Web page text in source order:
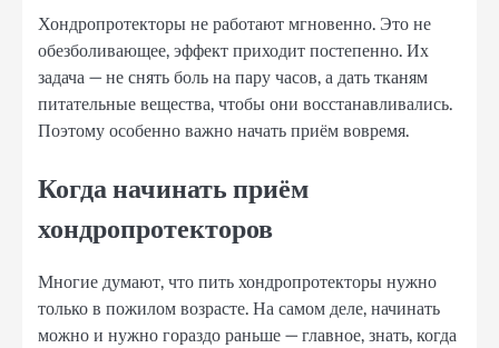
Хондропротекторы не работают мгновенно. Это не
обезболивающее, эффект приходит постепенно. Их
задача — не снять боль на пару часов, а дать тканям
питательные вещества, чтобы они восстанавливались.
Поэтому особенно важно начать приём вовремя.
Когда начинать приём
хондропротекторов
Многие думают, что пить хондропротекторы нужно
только в пожилом возрасте. На самом деле, начинать
можно и нужно гораздо раньше — главное, знать, когда